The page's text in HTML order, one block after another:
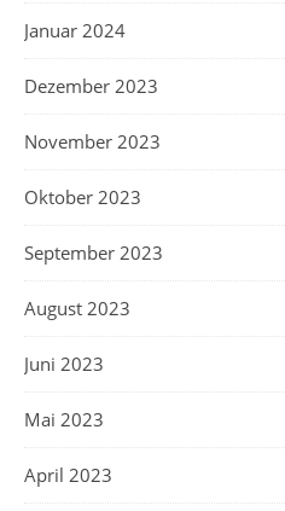
Januar 2024
Dezember 2023
November 2023
Oktober 2023
September 2023
August 2023
Juni 2023
Mai 2023
April 2023